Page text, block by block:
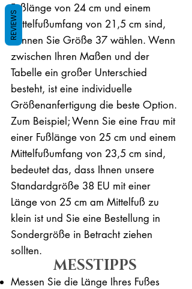
Fußlänge von 24 cm und einem
Mittelfußumfang von 21,5 cm sind,
können Sie Größe 37 wählen. Wenn
zwischen Ihren Maßen und der
Tabelle ein großer Unterschied
besteht, ist eine individuelle
Größenanfertigung die beste Option.
Zum Beispiel; Wenn Sie eine Frau mit
einer Fußlänge von 25 cm und einem
Mittelfußumfang von 23,5 cm sind,
bedeutet das, dass Ihnen unsere
Standardgröße 38 EU mit einer
Länge von 25 cm am Mittelfuß zu
klein ist und Sie eine Bestellung in
Sondergröße in Betracht ziehen
sollten.
MESSTIPPS
Messen Sie die Länge Ihres Fußes
REVIEWS